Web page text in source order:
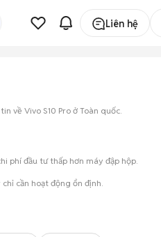
Liên hệ
về Vivo S10 Pro ở Toàn quốc.
phí đầu tư thấp hơn máy đập hộp.
cần hoạt động ổn định.